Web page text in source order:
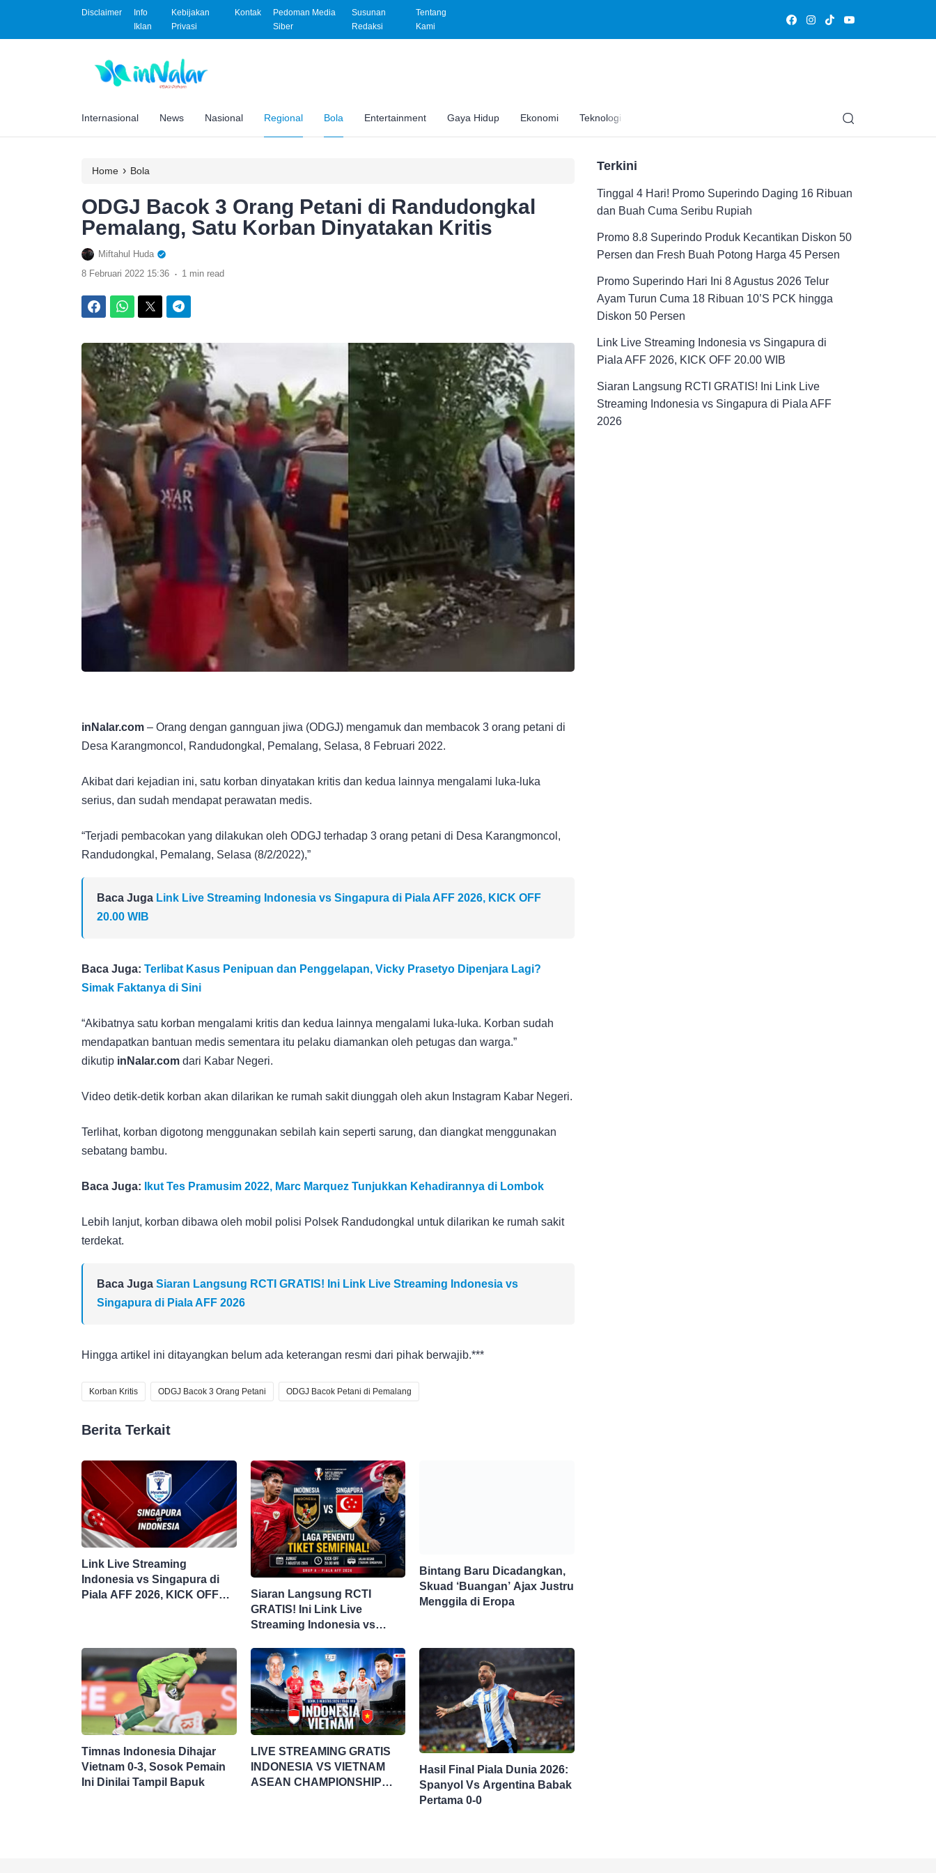
Disclaimer
Info
Iklan
Kebijakan
Privasi
Kontak
Pedoman Media
Siber
Susunan
Redaksi
Tentang
Kami
Internasional News Nasional Regional Bola Entertainment Gaya Hidup Ekonomi Teknologi Edukasi
Home › Bola
ODGJ Bacok 3 Orang Petani di Randudongkal
Pemalang, Satu Korban Dinyatakan Kritis
Miftahul Huda
8 Februari 2022 15:36 . 1 min read
inNalar.com – Orang dengan gannguan jiwa (ODGJ) mengamuk dan membacok 3 orang petani di
Desa Karangmoncol, Randudongkal, Pemalang, Selasa, 8 Februari 2022.
Akibat dari kejadian ini, satu korban dinyatakan kritis dan kedua lainnya mengalami luka-luka
serius, dan sudah mendapat perawatan medis.
“Terjadi pembacokan yang dilakukan oleh ODGJ terhadap 3 orang petani di Desa Karangmoncol,
Randudongkal, Pemalang, Selasa (8/2/2022),”
Baca Juga Link Live Streaming Indonesia vs Singapura di Piala AFF 2026, KICK OFF
20.00 WIB
Baca Juga: Terlibat Kasus Penipuan dan Penggelapan, Vicky Prasetyo Dipenjara Lagi?
Simak Faktanya di Sini
“Akibatnya satu korban mengalami kritis dan kedua lainnya mengalami luka-luka. Korban sudah
mendapatkan bantuan medis sementara itu pelaku diamankan oleh petugas dan warga.”
dikutip inNalar.com dari Kabar Negeri.
Video detik-detik korban akan dilarikan ke rumah sakit diunggah oleh akun Instagram Kabar Negeri.
Terlihat, korban digotong menggunakan sebilah kain seperti sarung, dan diangkat menggunakan
sebatang bambu.
Baca Juga: Ikut Tes Pramusim 2022, Marc Marquez Tunjukkan Kehadirannya di Lombok
Lebih lanjut, korban dibawa oleh mobil polisi Polsek Randudongkal untuk dilarikan ke rumah sakit
terdekat.
Baca Juga Siaran Langsung RCTI GRATIS! Ini Link Live Streaming Indonesia vs
Singapura di Piala AFF 2026
Hingga artikel ini ditayangkan belum ada keterangan resmi dari pihak berwajib.***
Korban Kritis ODGJ Bacok 3 Orang Petani ODGJ Bacok Petani di Pemalang
Berita Terkait
Link Live Streaming
Indonesia vs Singapura di
Piala AFF 2026, KICK OFF
Siaran Langsung RCTI
GRATIS! Ini Link Live
Streaming Indonesia vs
Bintang Baru Dicadangkan,
Skuad ‘Buangan’ Ajax Justru
Menggila di Eropa
Timnas Indonesia Dihajar
Vietnam 0-3, Sosok Pemain
Ini Dinilai Tampil Bapuk
LIVE STREAMING GRATIS
INDONESIA VS VIETNAM
ASEAN CHAMPIONSHIP
Hasil Final Piala Dunia 2026:
Spanyol Vs Argentina Babak
Pertama 0-0
Terkini
Tinggal 4 Hari! Promo Superindo Daging 16 Ribuan
dan Buah Cuma Seribu Rupiah
Promo 8.8 Superindo Produk Kecantikan Diskon 50
Persen dan Fresh Buah Potong Harga 45 Persen
Promo Superindo Hari Ini 8 Agustus 2026 Telur
Ayam Turun Cuma 18 Ribuan 10’S PCK hingga
Diskon 50 Persen
Link Live Streaming Indonesia vs Singapura di
Piala AFF 2026, KICK OFF 20.00 WIB
Siaran Langsung RCTI GRATIS! Ini Link Live
Streaming Indonesia vs Singapura di Piala AFF
2026